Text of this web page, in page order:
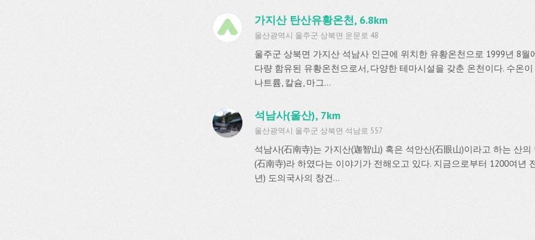
가지산 탄산유황온천, 6.8km
울산광역시 울주군 상북면 운문로 48
울주군 상북면 가지산 석남사 인근에 위치한 유황온천으로 1999년 8월
다량 함유된 유황온천으로서, 다양한 테마시설을 갖춘 온천이다. 수온
나트륨, 칼슘, 마그...
석남사(울산), 7km
울산광역시 울주군 상북면 석남로 557
석남사(石南寺)는 가지산(迦智山) 혹은 석안산(石眼山)이라고 하는 산
(石南寺)라 하였다는 이야기가 전해오고 있다. 지금으로부터 1200여년
년) 도의국사의 창건...